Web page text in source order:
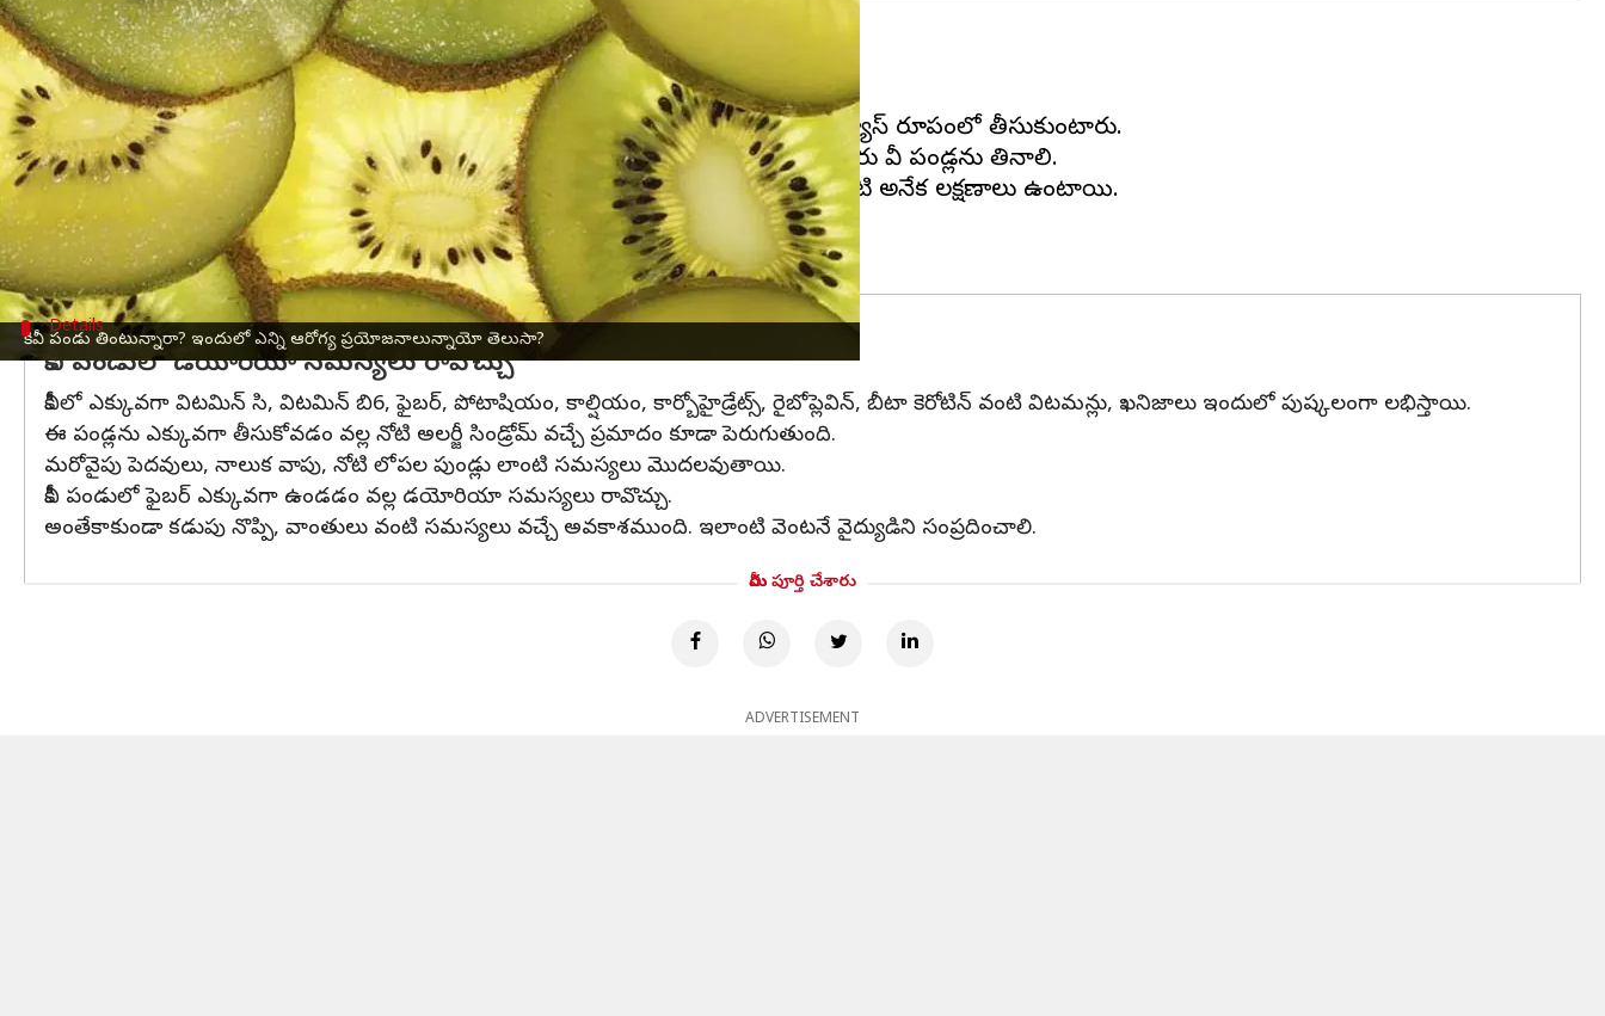
కివీ పండు తింటున్నారా? ఇందులో ఎన్ని ఆరోగ్య ప్రయోజనాలున్నాయో తెలుసా?
ఈ వార్తాకథనం ఏంటి
కివీ పండ్లు తినడం ఆరోగ్యానికి చాలా మంచిది.
ఇందులో విటమన్ సి పుష్కలంగా ఉండటంతో వీటిని తీసుకోవాలని డాక్టర్లు చెబుతున్నారు.
ఇవి తినడానికి కాస్త పుల్లగా, తియ్యగా ఉంటాయి. కొందరు వీటిని నేరుగా ఉంటే మరికొందరు జ్యూస్ రూపంలో తీసుకుంటారు.
కివీ పండ్లు రోగ నిరోధక శక్తిని పెంచుతాయి. అదే విధంగా అధిక రక్తపోటు సమస్యతో బాధపడేవారు కివీ పండ్లను తినాలి.
కివీలో యాంటి ఇన్ఫ్లమేటరీ, యాంటీ ఆక్సిడెంట్, యాంటీ వైరల్, యాంటీ ఇన్ఫెక్షన్ లక్షణాలు వంటి అనేక లక్షణాలు ఉంటాయి.
కివీ పండ్లు తింటే కలిగే ఆరోగ్య ప్రయోజనాల గురించి తెలుసుకుందాం.
Details
కివీ పండులో డయోరియా సమస్యలు రావొచ్చు
కివీలో ఎక్కువగా విటమిన్ సి, విటమిన్ బి6, ఫైబర్, పోటాషియం, కాల్షియం, కార్బోహైడ్రేట్స్, రైబోప్లెవిన్, బీటా కెరోటిన్ వంటి విటమన్లు, ఖనిజాలు ఇందులో పుష్కలంగా లభిస్తాయి.
ఈ పండ్లను ఎక్కువగా తీసుకోవడం వల్ల నోటి అలర్జీ సిండ్రోమ్ వచ్చే ప్రమాదం కూడా పెరుగుతుంది.
మరోవైపు పెదవులు, నాలుక వాపు, నోటి లోపల పుండ్లు లాంటి సమస్యలు మొదలవుతాయి.
కివీ పండులో ఫైబర్ ఎక్కువగా ఉండడం వల్ల డయోరియా సమస్యలు రావొచ్చు.
అంతేకాకుండా కడుపు నొప్పి, వాంతులు వంటి సమస్యలు వచ్చే అవకాశముంది. ఇలాంటి వెంటనే వైద్యుడిని సంప్రదించాలి.
మీరు పూర్తి చేశారు
ADVERTISEMENT